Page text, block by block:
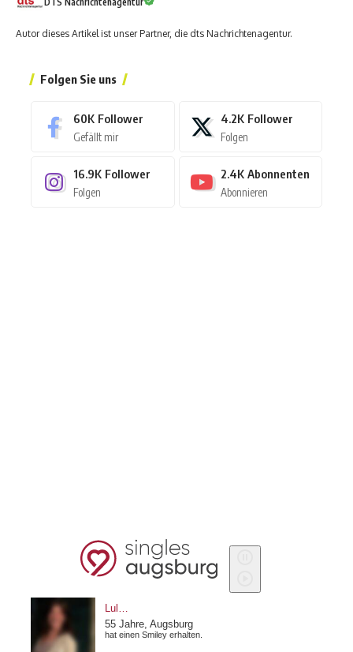
Autor dieses Artikel ist unser Partner, die dts Nachrichtenagentur.
Folgen Sie uns
60K Follower
Gefällt mir
4.2K Follower
Folgen
16.9K Follower
Folgen
2.4K Abonnenten
Abonnieren